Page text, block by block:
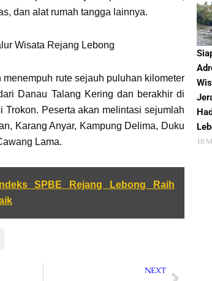
dan alat rumah tangga lainnya.
Wisata Rejang Lebong
menempuh rute sejauh puluhan kilometer
Danau Talang Kering dan berakhir di
Trokon. Peserta akan melintasi sejumlah
Karang Anyar, Kampung Delima, Duku
Lama.
Indeks SPBE Rejang Lebong Raih
NEXTNext
10